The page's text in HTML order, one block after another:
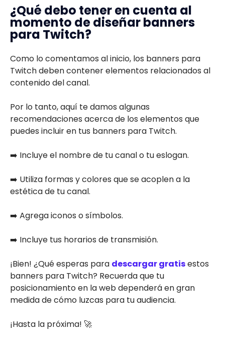
¿Qué debo tener en cuenta al
momento de diseñar banners
para Twitch?
Como lo comentamos al inicio, los banners para
Twitch deben contener elementos relacionados al
contenido del canal.
Por lo tanto, aquí te damos algunas
recomendaciones acerca de los elementos que
puedes incluir en tus banners para Twitch.
➡️ Incluye el nombre de tu canal o tu eslogan.
➡️ Utiliza formas y colores que se acoplen a la
estética de tu canal.
➡️ Agrega iconos o símbolos.
➡️ Incluye tus horarios de transmisión.
¡Bien! ¿Qué esperas para descargar gratisestos
banners para Twitch? Recuerda que tu
posicionamiento en la web dependerá en gran
medida de cómo luzcas para tu audiencia.
¡Hasta la próxima! 🚀